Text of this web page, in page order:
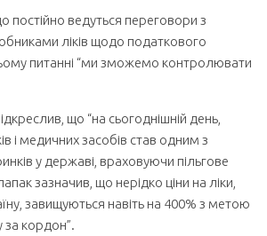
постійно ведуться переговори з
ліків щодо податкового
питанні “ми зможемо контролювати
що “на сьогоднішній день,
і медичних засобів став одним з
у державі, враховуючи пільгове
зазначив, що нерідко ціни на ліки,
завищуються навіть на 400% з метою
за кордон”.